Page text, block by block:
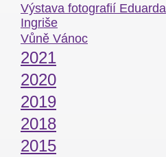
Výstava fotografií Eduarda
Ingriše
Vůně Vánoc
2021
2020
2019
2018
2015